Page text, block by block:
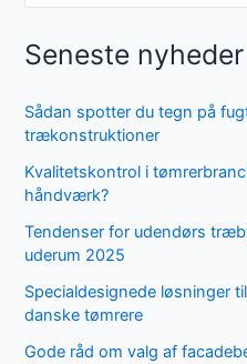
Seneste nyheder
Sådan spotter du tegn på
trækonstruktioner
Kvalitetskontrol i
håndværk?
Tendenser for udendørs
uderum 2025
Specialdesignede løsninger
danske tømrere
Gode råd om valg af